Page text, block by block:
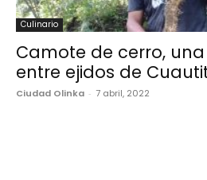
Culinario
Camote de cerro,
entre ejidos de
Ciudad Olinka - 7 abril, 2022